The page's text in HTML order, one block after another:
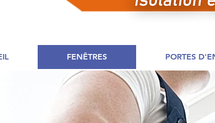
FENÊTRES PORTES